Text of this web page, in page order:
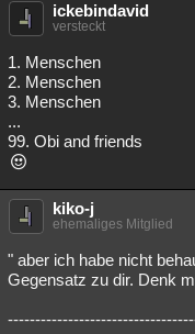
ickebindavid
versteckt
1. Menschen
2. Menschen
3. Menschen
...
99. Obi and friends
kiko-j
ehemaliges Mitglied
" aber ich habe nicht
Gegensatz zu dir. Denk